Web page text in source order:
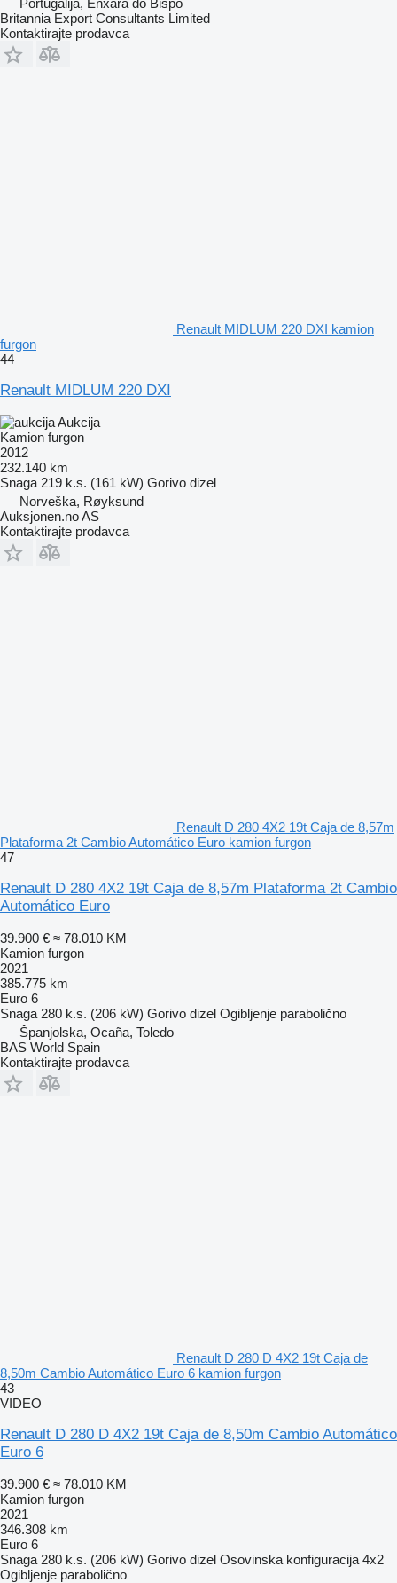
Britannia Export Consultants Limited
Kontaktirajte prodavca
Renault MIDLUM 220 DXI kamion
furgon
44
Renault MIDLUM 220 DXI
Aukcija
Kamion furgon
2012
232.140 km
Snaga 219 k.s. (161 kW) Gorivo dizel
Norveška, Røyksund
Auksjonen.no AS
Kontaktirajte prodavca
Renault D 280 4X2 19t Caja de 8,57m
Plataforma 2t Cambio Automático Euro kamion furgon
47
Renault D 280 4X2 19t Caja de 8,57m Plataforma 2t Cambio
Automático Euro
39.900 € ≈ 78.010 KM
Kamion furgon
2021
385.775 km
Euro 6
Snaga 280 k.s. (206 kW) Gorivo dizel Ogibljenje parabolično
Španjolska, Ocaña, Toledo
BAS World Spain
Kontaktirajte prodavca
Renault D 280 D 4X2 19t Caja de
8,50m Cambio Automático Euro 6 kamion furgon
43
VIDEO
Renault D 280 D 4X2 19t Caja de 8,50m Cambio Automático
Euro 6
39.900 € ≈ 78.010 KM
Kamion furgon
2021
346.308 km
Euro 6
Snaga 280 k.s. (206 kW) Gorivo dizel Osovinska konfiguracija 4x2
Ogibljenje parabolično